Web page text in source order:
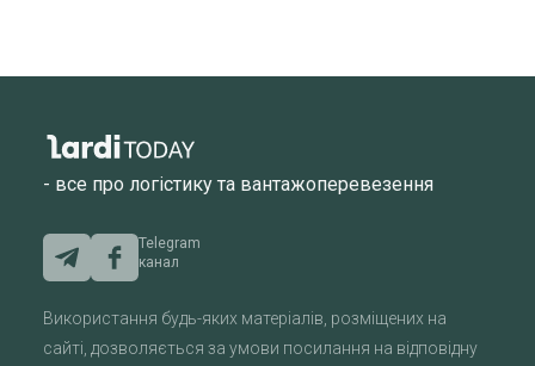
- все про логістику та вантажоперевезення
Telegram
канал
Використання будь-яких матеріалів, розміщених на
сайті, дозволяється за умови посилання на відповідну